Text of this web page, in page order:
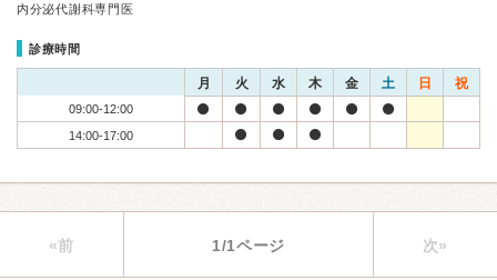
内分泌代謝科専門医
診療時間
月 火 水 木 金 土 日 祝
09:00-12:00
14:00-17:00
«前 1/1ページ 次»